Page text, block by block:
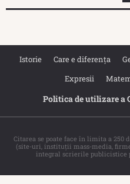
Istorie Care e diferența
Expresii
Politica de utilizare a
Citarea se poate face în limita a 250
(site-uri, instituţii mass-media,
integral scrierile publicistice